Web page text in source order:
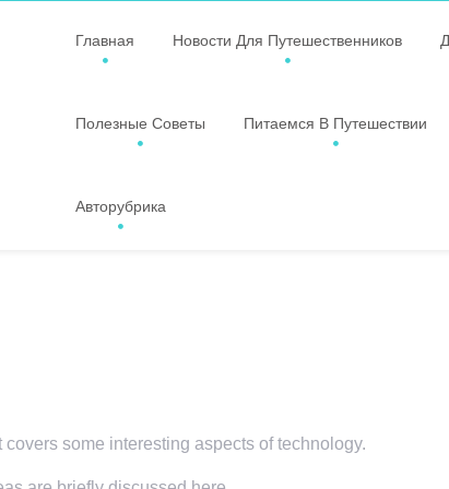
Главная Новости Для Путешественников
Полезные Советы Питаемся В Путешествии
Авторубрика
some interesting aspects of technology.